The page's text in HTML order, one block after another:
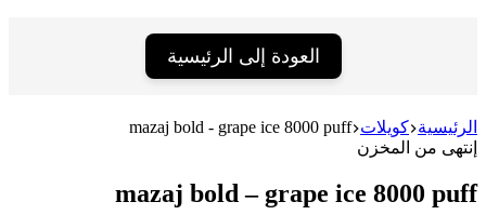
العودة إلى الرئيسية
الرئيسية كويلات mazaj bold - grape ice 8000 puff
إنتهى من المخزن
mazaj bold – grape ice 8000 puff